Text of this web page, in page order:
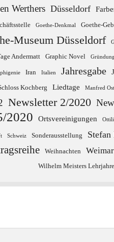
Werthers Düsseldorf
Goethe-Denkmal Goethe-
Museum Düsseldorf
Andermatt Graphic Novel Gründung
Iran Italien Jahresgabe
Kochberg Liedtage Manfred
Newsletter 2/2020
2020 Ortsvereinigungen
Schweiz Sonderausstellung Stefan
Weihnachten Weimar
Wilhelm Meisters Lehrjahre